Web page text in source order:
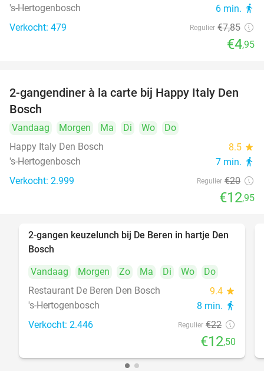
's-Hertogenbosch 6 min. directions_walk
Verkocht: 479 Regulier €7,85
€4,95
35%
2-gangendiner à la carte bij Happy Italy Den
Bosch
Vandaag Morgen Ma Di Wo
Do
Happy Italy Den Bosch
8.5 star
's-Hertogenbosch 7 min. directions_walk
Verkocht: 2.999 Regulier €20
€12,95
43%
2-gangen keuzelunch bij De Beren in hartje Den
Bosch
Vandaag
Morgen Zo Ma Di Wo
Do
Restaurant De Beren Den Bosch
9.4 star
's-Hertogenbosch 8 min. directions_walk
Verkocht: 2.446 Regulier €22
€12,50